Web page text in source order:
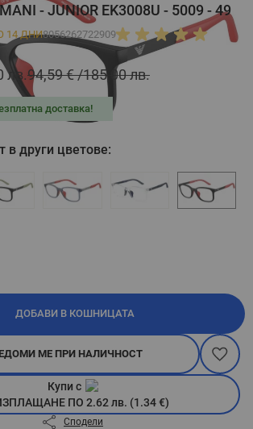
- JUNIOR EK3008U - 5009 - 49
14 ДНИ8056262722909
94,59 € 185,00 лв.
лв.
доставка!
в други цветове:
ДОБАВИ В КОШНИЦАТА
Купи с
ПО 2.62 лв. (1.34 €)
МЕ ПРИ НАЛИЧНОСТ
Сподели